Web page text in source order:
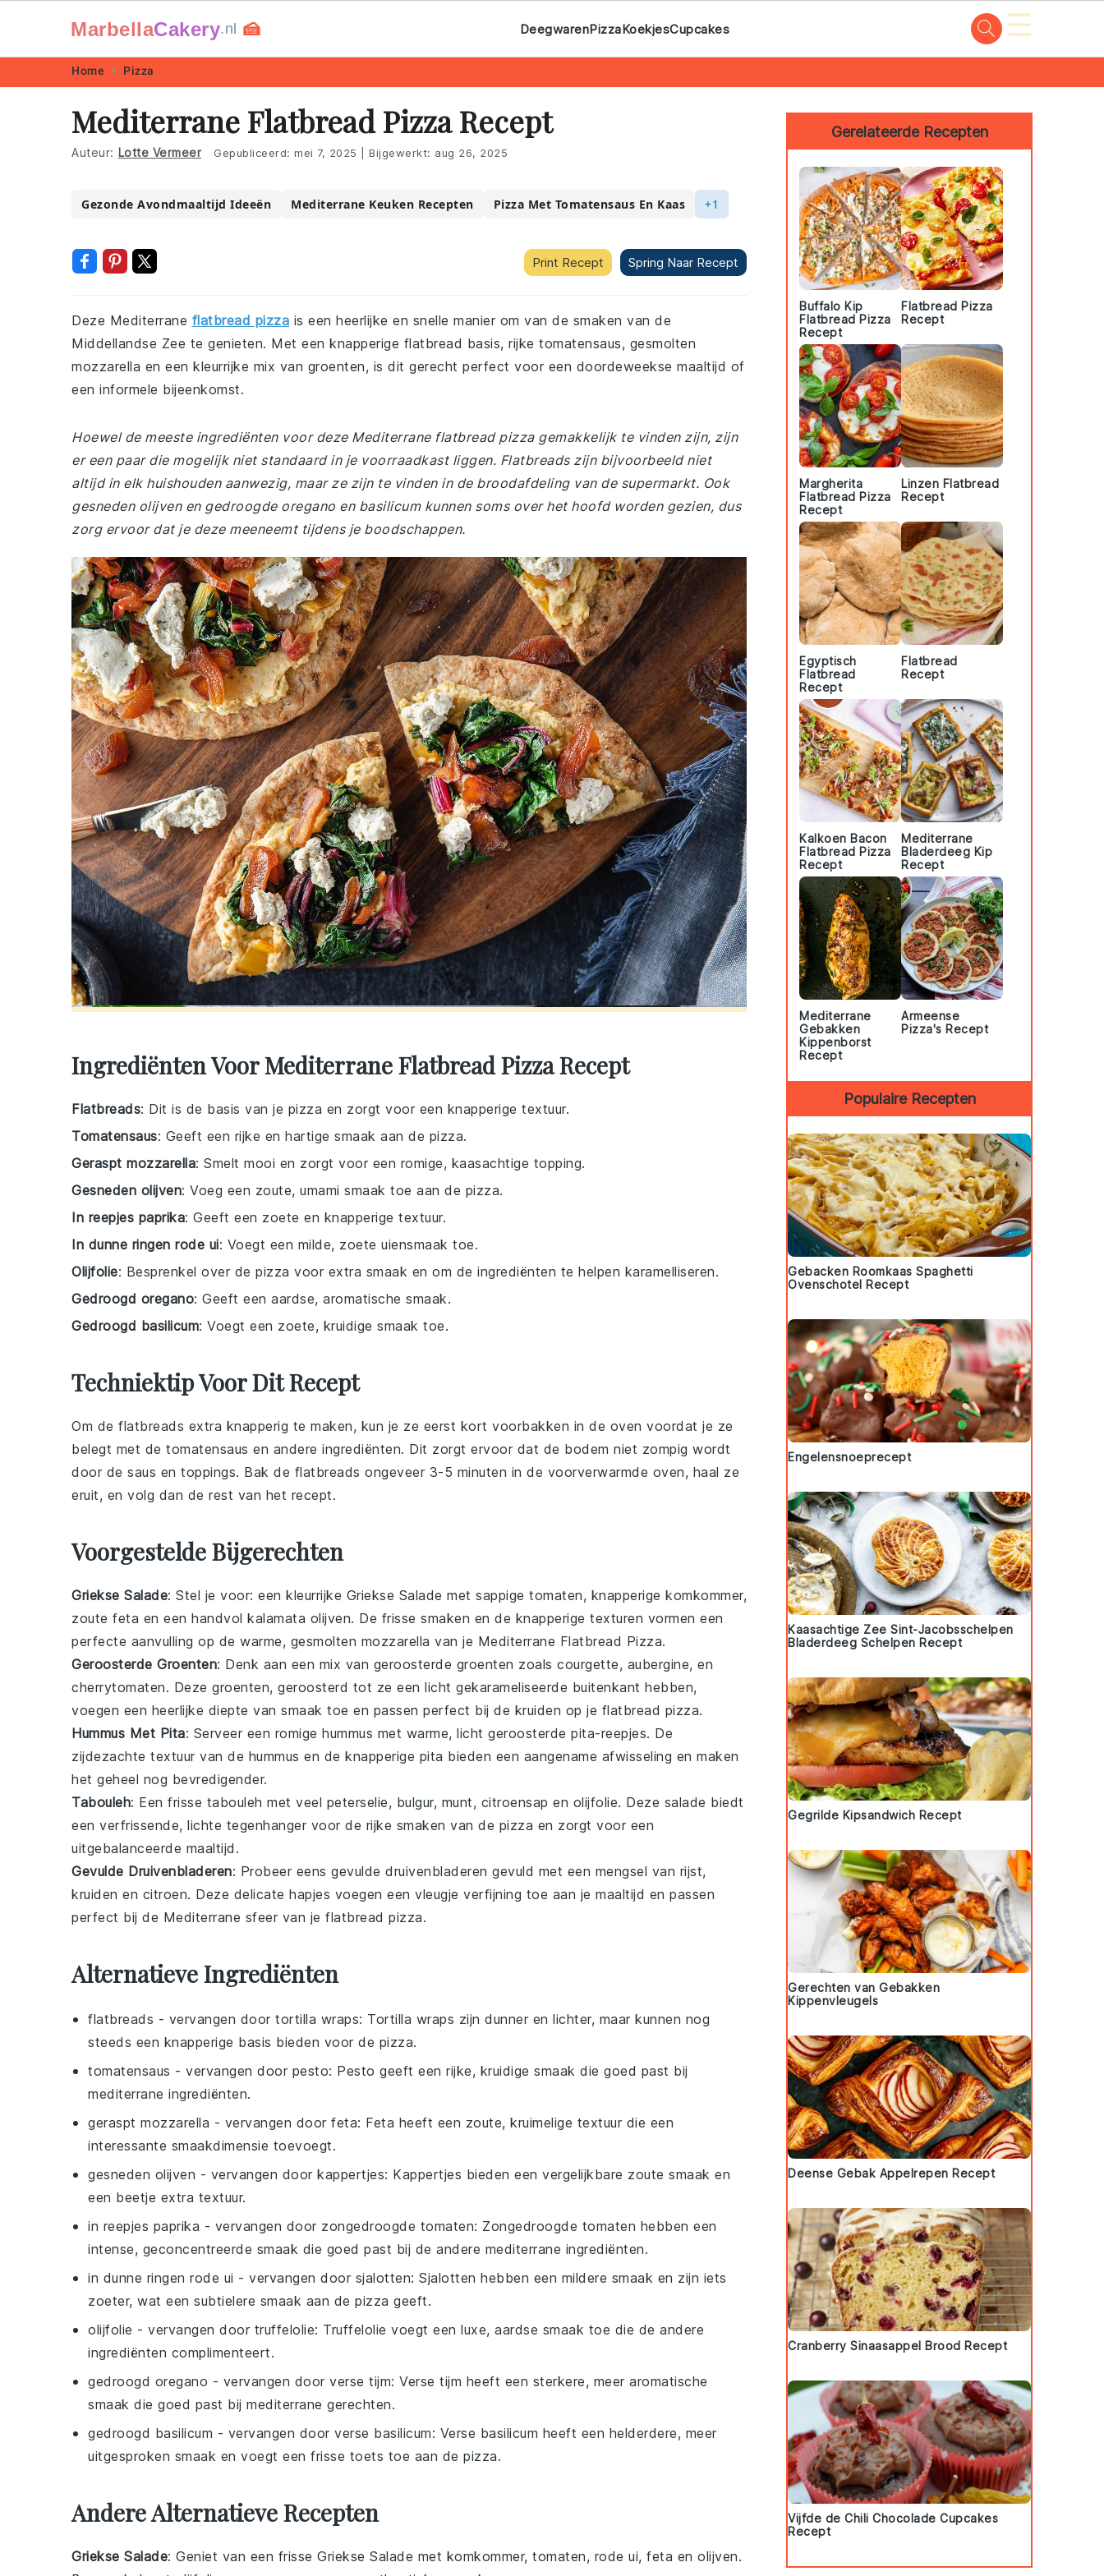
navigation
content
MarbellaCakery.nl 🍰 DeegwarenPizzaKoekjesCupcakes ☰
Home Pizza
Mediterrane Flatbread Pizza Recept
Auteur: Lotte Vermeer Gepubliceerd: mei 7, 2025 Bijgewerkt: aug 26, 2025
Gezonde Avondmaaltijd Ideeën Mediterrane Keuken Recepten Pizza Met Tomatensaus En Kaas +1
Print Recept Spring Naar Recept
Deze Mediterrane flatbread pizza is een heerlijke en snelle manier om van de smaken van de
Middellandse Zee te genieten. Met een knapperige flatbread basis, rijke tomatensaus, gesmolten
mozzarella en een kleurrijke mix van groenten, is dit gerecht perfect voor een doordeweekse maaltijd of
een informele bijeenkomst.
Hoewel de meeste ingrediënten voor deze Mediterrane flatbread pizza gemakkelijk te vinden zijn, zijn
er een paar die mogelijk niet standaard in je voorraadkast liggen. Flatbreads zijn bijvoorbeeld niet
altijd in elk huishouden aanwezig, maar ze zijn te vinden in de broodafdeling van de supermarkt. Ook
gesneden olijven en gedroogde oregano en basilicum kunnen soms over het hoofd worden gezien, dus
zorg ervoor dat je deze meeneemt tijdens je boodschappen.
Ingrediënten Voor Mediterrane Flatbread Pizza Recept
Flatbreads: Dit is de basis van je pizza en zorgt voor een knapperige textuur.
Tomatensaus: Geeft een rijke en hartige smaak aan de pizza.
Geraspt mozzarella: Smelt mooi en zorgt voor een romige, kaasachtige topping.
Gesneden olijven: Voeg een zoute, umami smaak toe aan de pizza.
In reepjes paprika: Geeft een zoete en knapperige textuur.
In dunne ringen rode ui: Voegt een milde, zoete uiensmaak toe.
Olijfolie: Besprenkel over de pizza voor extra smaak en om de ingrediënten te helpen karamelliseren.
Gedroogd oregano: Geeft een aardse, aromatische smaak.
Gedroogd basilicum: Voegt een zoete, kruidige smaak toe.
Techniektip Voor Dit Recept
Om de flatbreads extra knapperig te maken, kun je ze eerst kort voorbakken in de oven voordat je ze
belegt met de tomatensaus en andere ingrediënten. Dit zorgt ervoor dat de bodem niet zompig wordt
door de saus en toppings. Bak de flatbreads ongeveer 3-5 minuten in de voorverwarmde oven, haal ze
eruit, en volg dan de rest van het recept.
Voorgestelde Bijgerechten
Griekse Salade: Stel je voor: een kleurrijke Griekse Salade met sappige tomaten, knapperige komkommer,
zoute feta en een handvol kalamata olijven. De frisse smaken en de knapperige texturen vormen een
perfecte aanvulling op de warme, gesmolten mozzarella van je Mediterrane Flatbread Pizza.
Geroosterde Groenten: Denk aan een mix van geroosterde groenten zoals courgette, aubergine, en
cherrytomaten. Deze groenten, geroosterd tot ze een licht gekarameliseerde buitenkant hebben,
voegen een heerlijke diepte van smaak toe en passen perfect bij de kruiden op je flatbread pizza.
Hummus Met Pita: Serveer een romige hummus met warme, licht geroosterde pita-reepjes. De
zijdezachte textuur van de hummus en de knapperige pita bieden een aangename afwisseling en maken
het geheel nog bevredigender.
Tabouleh: Een frisse tabouleh met veel peterselie, bulgur, munt, citroensap en olijfolie. Deze salade biedt
een verfrissende, lichte tegenhanger voor de rijke smaken van de pizza en zorgt voor een
uitgebalanceerde maaltijd.
Gevulde Druivenbladeren: Probeer eens gevulde druivenbladeren gevuld met een mengsel van rijst,
kruiden en citroen. Deze delicate hapjes voegen een vleugje verfijning toe aan je maaltijd en passen
perfect bij de Mediterrane sfeer van je flatbread pizza.
Alternatieve Ingrediënten
flatbreads - vervangen door tortilla wraps: Tortilla wraps zijn dunner en lichter, maar kunnen nog
steeds een knapperige basis bieden voor de pizza.
tomatensaus - vervangen door pesto: Pesto geeft een rijke, kruidige smaak die goed past bij
mediterrane ingrediënten.
geraspt mozzarella - vervangen door feta: Feta heeft een zoute, kruimelige textuur die een
interessante smaakdimensie toevoegt.
gesneden olijven - vervangen door kappertjes: Kappertjes bieden een vergelijkbare zoute smaak en
een beetje extra textuur.
in reepjes paprika - vervangen door zongedroogde tomaten: Zongedroogde tomaten hebben een
intense, geconcentreerde smaak die goed past bij de andere mediterrane ingrediënten.
in dunne ringen rode ui - vervangen door sjalotten: Sjalotten hebben een mildere smaak en zijn iets
zoeter, wat een subtielere smaak aan de pizza geeft.
olijfolie - vervangen door truffelolie: Truffelolie voegt een luxe, aardse smaak toe die de andere
ingrediënten complimenteert.
gedroogd oregano - vervangen door verse tijm: Verse tijm heeft een sterkere, meer aromatische
smaak die goed past bij mediterrane gerechten.
gedroogd basilicum - vervangen door verse basilicum: Verse basilicum heeft een helderdere, meer
uitgesproken smaak en voegt een frisse toets toe aan de pizza.
Andere Alternatieve Recepten
Griekse Salade: Geniet van een frisse Griekse Salade met komkommer, tomaten, rode ui, feta en olijven.
Primary
Sidebar
Gerelateerde Recepten
Buffalo Kip
Flatbread Pizza
Recept
Flatbread Pizza
Recept
Margherita
Flatbread Pizza
Recept
Linzen Flatbread
Recept
Egyptisch
Flatbread
Recept
Flatbread
Recept
Kalkoen Bacon
Flatbread Pizza
Recept
Mediterrane
Bladerdeeg Kip
Recept
Mediterrane
Gebakken
Kippenborst
Recept
Armeense
Pizza's Recept
Populaire Recepten
Gebacken Roomkaas Spaghetti
Ovenschotel Recept
Engelensnoeprecept
Kaasachtige Zee Sint-Jacobsschelpen
Bladerdeeg Schelpen Recept
Gegrilde Kipsandwich Recept
Gerechten van Gebakken
Kippenvleugels
Deense Gebak Appelrepen Recept
Cranberry Sinaasappel Brood Recept
Vijfde de Chili Chocolade Cupcakes
Recept